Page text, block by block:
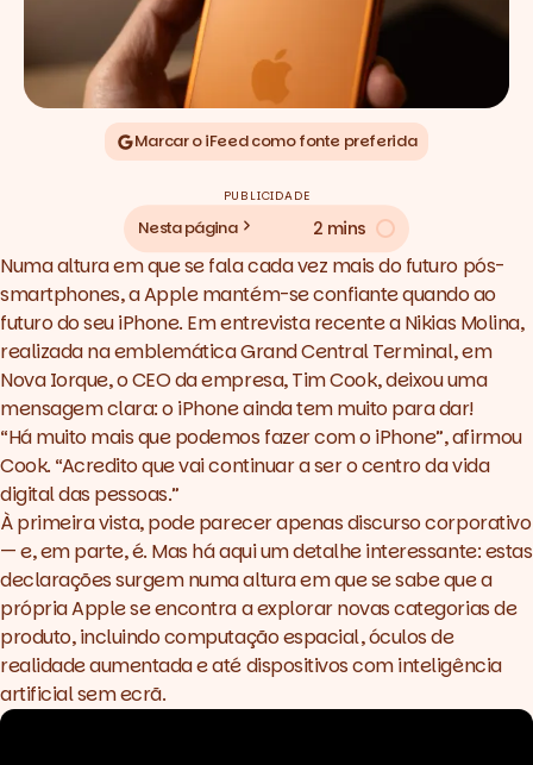
Marcar o iFeed como fonte preferida
PUBLICIDADE
Nesta página 2 mins
Numa altura em que se fala cada vez mais do futuro pós-
smartphones, a Apple mantém-se confiante quando ao
futuro do seu iPhone. Em entrevista recente a Nikias Molina,
realizada na emblemática Grand Central Terminal, em
Nova Iorque, o CEO da empresa, Tim Cook, deixou uma
mensagem clara: o iPhone ainda tem muito para dar!
“Há muito mais que podemos fazer com o iPhone”, afirmou
Cook. “Acredito que vai continuar a ser o centro da vida
digital das pessoas.”
À primeira vista, pode parecer apenas discurso corporativo
— e, em parte, é. Mas há aqui um detalhe interessante: estas
declarações surgem numa altura em que se sabe que a
própria Apple se encontra a explorar novas categorias de
produto, incluindo computação espacial, óculos de
realidade aumentada e até dispositivos com inteligência
artificial sem ecrã.